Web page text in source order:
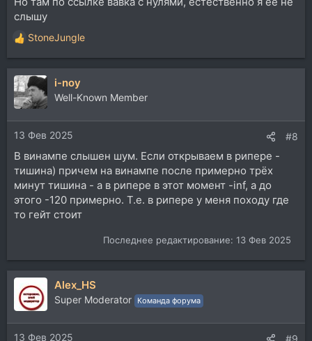
слышу
Р
е
а
к
ц
и
и
:
StoneJungle
i-noy
Well-Known Member
13 Фев 2025 #8
В винампе слышен шум. Если открываем в рипере -
тишина) причем на винампе после примерно трёх
минут тишина - а в рипере в этот момент -inf, а до
этого -120 примерно. Т.е. в рипере у меня походу где
то гейт стоит
Последнее редактирование: 13 Фев 2025
Alex_HS
Super Moderator Команда форума
13 Фев 2025 #9